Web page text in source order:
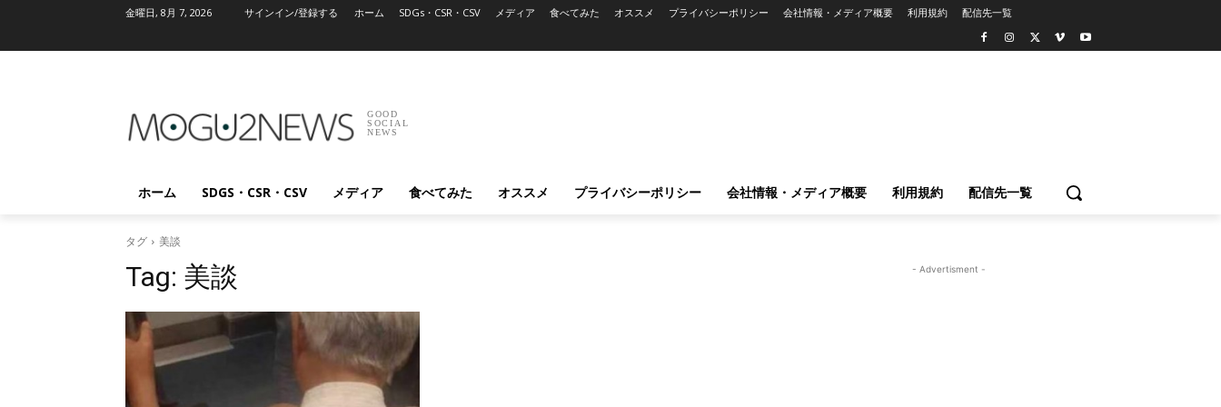
金曜日, 8月 7, 2026 サインイン/登録する ホーム SDGs・CSR・CSV メディア 食べてみた オススメ プライバシーポリシー 会社情報・メディア概要 利用規約 配信先一覧
GOOD
SOCIAL
NEWS
ホーム SDGS・CSR・CSV メディア 食べてみた オススメ プライバシーポリシー 会社情報・メディア概要 利用規約 配信先一覧
タグ 美談
Tag: 美談 - Advertisment -